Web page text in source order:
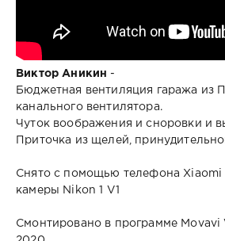
Виктор Аникин -
Бюджетная вентиляция гаража из
канального вентилятора.
Чуток воображения и сноровки и
Приточка из щелей,
Снято с помощью телефона Xiaomi
камеры Nikon 1 V1
Смонтировано в программе